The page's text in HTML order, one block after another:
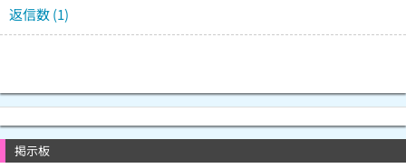
返信数 (1)
掲示板